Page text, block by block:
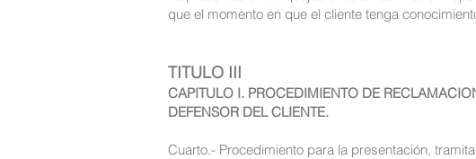
que el momento en que el cliente tenga
TITULO III
CAPITULO I. PROCEDIMIENTO DE
DEFENSOR DEL CLIENTE.
Cuarto.- Procedimiento para la presentación,